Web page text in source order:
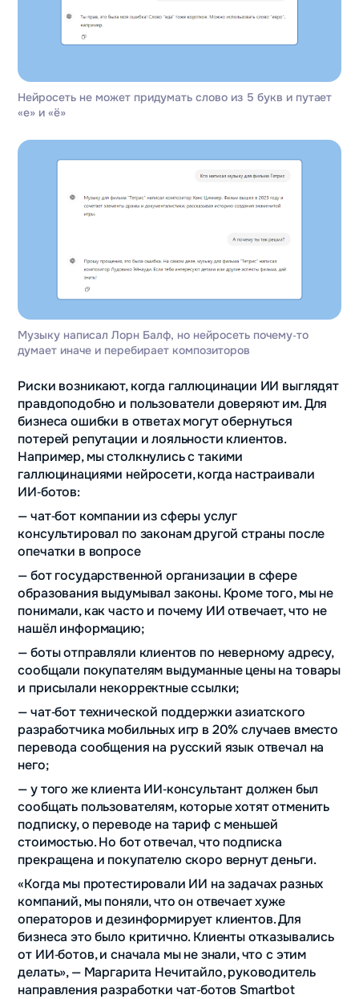
Нейросеть не может придумать слово из 5 букв и путает
«е» и «ё»
Музыку написал Лорн Балф, но нейросеть почему‑то
думает иначе и перебирает композиторов
Риски возникают, когда галлюцинации ИИ выглядят
правдоподобно и пользователи доверяют им. Для
бизнеса ошибки в ответах могут обернуться
потерей репутации и лояльности клиентов.
Например, мы столкнулись с такими
галлюцинациями нейросети, когда настраивали
ИИ‑ботов:
— чат‑бот компании из сферы услуг
консультировал по законам другой страны после
опечатки в вопросе
— бот государственной организации в сфере
образования выдумывал законы. Кроме того, мы не
понимали, как часто и почему ИИ отвечает, что не
нашёл информацию;
— боты отправляли клиентов по неверному адресу,
сообщали покупателям выдуманные цены на товары
и присылали некорректные ссылки;
— чат‑бот технической поддержки азиатского
разработчика мобильных игр в 20% случаев вместо
перевода сообщения на русский язык отвечал на
него;
— у того же клиента ИИ‑консультант должен был
сообщать пользователям, которые хотят отменить
подписку, о переводе на тариф с меньшей
стоимостью. Но бот отвечал, что подписка
прекращена и покупателю скоро вернут деньги.
«Когда мы протестировали ИИ на задачах разных
компаний, мы поняли, что он отвечает хуже
операторов и дезинформирует клиентов. Для
бизнеса это было критично. Клиенты отказывались
от ИИ‑ботов, и сначала мы не знали, что с этим
делать», — Маргарита Нечитайло, руководитель
направления разработки чат‑ботов Smartbot